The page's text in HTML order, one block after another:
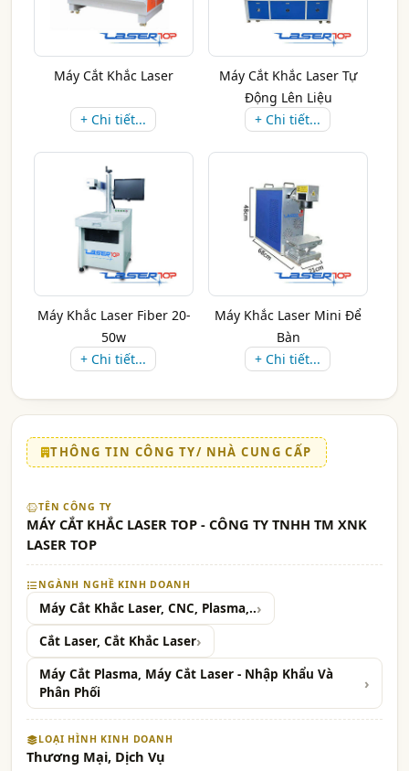
Máy Cắt Khắc Laser
+ Chi tiết...
Máy Cắt Khắc Laser Tự
Động Lên Liệu
+ Chi tiết...
Máy Khắc Laser Fiber 20-
50w
+ Chi tiết...
Máy Khắc Laser Mini Để
Bàn
+ Chi tiết...
THÔNG TIN CÔNG TY/ NHÀ CUNG CẤP
TÊN CÔNG TY
MÁY CẮT KHẮC LASER TOP - CÔNG TY TNHH TM XNK
LASER TOP
NGÀNH NGHỀ KINH DOANH
Máy Cắt Khắc Laser, CNC, Plasma,..
Cắt Laser, Cắt Khắc Laser
Máy Cắt Plasma, Máy Cắt Laser - Nhập Khẩu Và
Phân Phối
LOẠI HÌNH KINH DOANH
Thương Mại, Dịch Vụ